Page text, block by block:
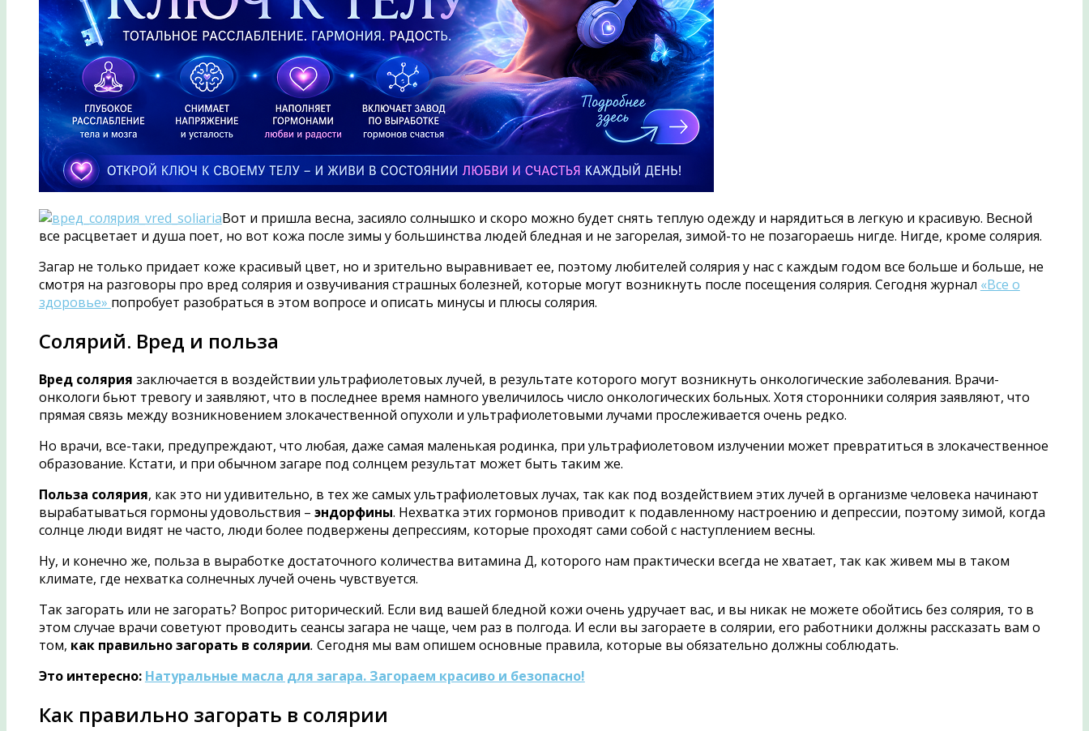
Вот и пришла весна, засияло солнышко и скоро можно будет снять теплую одежду и нарядиться в легкую и красивую. Весной
все расцветает и душа поет, но вот кожа после зимы у большинства людей бледная и не загорелая, зимой-то не позагораешь нигде. Нигде, кроме солярия.
Загар не только придает коже красивый цвет, но и зрительно выравнивает ее, поэтому любителей солярия у нас с каждым годом все больше и больше, не
смотря на разговоры про вред солярия и озвучивания страшных болезней, которые могут возникнуть после посещения солярия. Сегодня журнал «Все о
здоровье» попробует разобраться в этом вопросе и описать минусы и плюсы солярия.
Солярий. Вред и польза
Вред солярия заключается в воздействии ультрафиолетовых лучей, в результате которого могут возникнуть онкологические заболевания. Врачи-
онкологи бьют тревогу и заявляют, что в последнее время намного увеличилось число онкологических больных. Хотя сторонники солярия заявляют, что
прямая связь между возникновением злокачественной опухоли и ультрафиолетовыми лучами прослеживается очень редко.
Но врачи, все-таки, предупреждают, что любая, даже самая маленькая родинка, при ультрафиолетовом излучении может превратиться в злокачественное
образование. Кстати, и при обычном загаре под солнцем результат может быть таким же.
Польза солярия, как это ни удивительно, в тех же самых ультрафиолетовых лучах, так как под воздействием этих лучей в организме человека начинают
вырабатываться гормоны удовольствия – эндорфины. Нехватка этих гормонов приводит к подавленному настроению и депрессии, поэтому зимой, когда
солнце люди видят не часто, люди более подвержены депрессиям, которые проходят сами собой с наступлением весны.
Ну, и конечно же, польза в выработке достаточного количества витамина Д, которого нам практически всегда не хватает, так как живем мы в таком
климате, где нехватка солнечных лучей очень чувствуется.
Так загорать или не загорать? Вопрос риторический. Если вид вашей бледной кожи очень удручает вас, и вы никак не можете обойтись без солярия, то в
этом случае врачи советуют проводить сеансы загара не чаще, чем раз в полгода. И если вы загораете в солярии, его работники должны рассказать вам о
том, как правильно загорать в солярии. Сегодня мы вам опишем основные правила, которые вы обязательно должны соблюдать.
Это интересно: Натуральные масла для загара. Загораем красиво и безопасно!
Как правильно загорать в солярии